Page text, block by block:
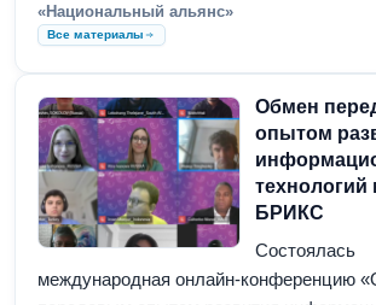
«Национальный альянс»
Все материалы
Обмен
опытом
технологий
БРИКС
Состоялась
международная онлайн-конференцию